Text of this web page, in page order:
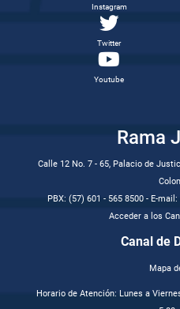
Instagram
Twitter
Youtube
Rama
Calle 12 No. 7 - 65, Palacio de
PBX: (57) 601 - 565 8500 - E-
Acceder a los
Canal de
Mapa
Horario de Atención: Lunes a